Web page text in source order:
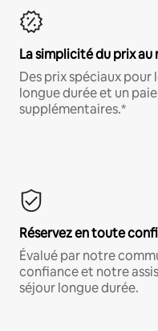
La simplicité du prix au
Des prix spéciaux pour
longue durée et un
supplémentaires.*
Réservez en toute
Évalué par notre
confiance et notre
séjour longue durée.